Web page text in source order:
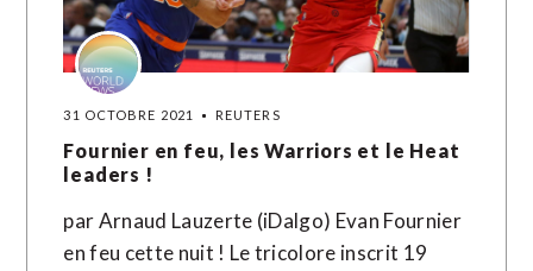
31 OCTOBRE 2021 REUTERS
Fournier en feu, les Warriors et le Heat
leaders !
par Arnaud Lauzerte (iDalgo) Evan Fournier
en feu cette nuit ! Le tricolore inscrit 19